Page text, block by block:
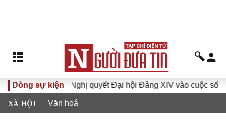
Dòng sự kiện
Đưa Nghị quyết Đại hội Đảng XIV vào cuộc sống
XÃ HỘI Văn hoá